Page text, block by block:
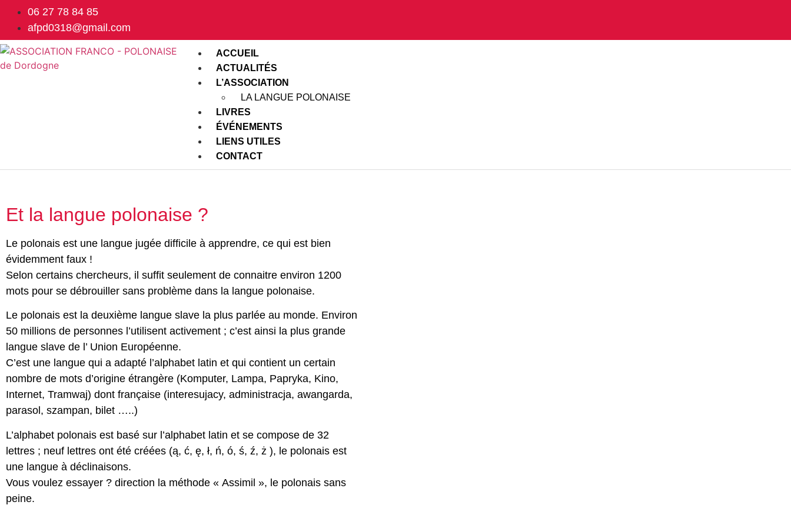
06 27 78 84 85
afpd0318@gmail.com
ACCUEIL
ACTUALITÉS
L’ASSOCIATION
LA LANGUE POLONAISE
LIVRES
ÉVÉNEMENTS
LIENS UTILES
CONTACT
Et la langue polonaise ?
Le polonais est une langue jugée difficile à apprendre, ce qui est bien
évidemment faux !
Selon certains chercheurs, il suffit seulement de connaitre environ 1200
mots pour se débrouiller sans problème dans la langue polonaise.
Le polonais est la deuxième langue slave la plus parlée au monde. Environ
50 millions de personnes l’utilisent activement ; c’est ainsi la plus grande
langue slave de l’ Union Européenne.
C’est une langue qui a adapté l’alphabet latin et qui contient un certain
nombre de mots d’origine étrangère (Komputer, Lampa, Papryka, Kino,
Internet, Tramwaj) dont française (interesujacy, administracja, awangarda,
parasol, szampan, bilet …..)
L’alphabet polonais est basé sur l’alphabet latin et se compose de 32
lettres ; neuf lettres ont été créées (ą, ć, ę, ł, ń, ó, ś, ź, ż ), le polonais est
une langue à déclinaisons.
Vous voulez essayer ? direction la méthode « Assimil », le polonais sans
peine.